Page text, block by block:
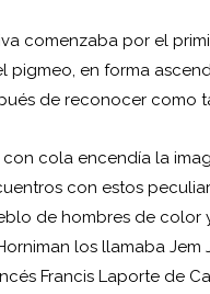
comenzaba por el
pigmeo, en forma
de reconocer como
cola encendía la
con estos
de hombres de
los llamaba
Francis Laporte de